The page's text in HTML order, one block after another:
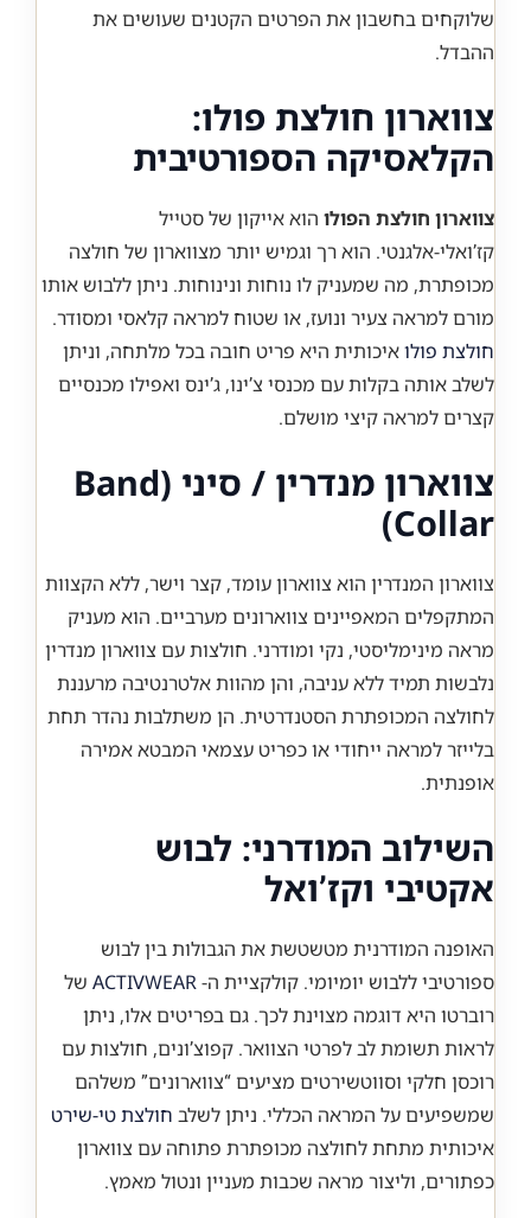
שלוקחים בחשבון את הפרטים הקטנים שעושים את
ההבדל.
צווארון חולצת פולו:
הקלאסיקה הספורטיבית
צווארון חולצת הפולו הוא אייקון של סטייל
קז’ואלי-אלגנטי. הוא רך וגמיש יותר מצווארון של חולצה
מכופתרת, מה שמעניק לו נוחות ונינוחות. ניתן ללבוש אותו
מורם למראה צעיר ונועז, או שטוח למראה קלאסי ומסודר.
חולצת פולואיכותית היא פריט חובה בכל מלתחה, וניתן
לשלב אותה בקלות עם מכנסי צ’ינו, ג’ינס ואפילו מכנסיים
קצרים למראה קיצי מושלם.
צווארון מנדרין / סיני (Band
Collar)
צווארון המנדרין הוא צווארון עומד, קצר וישר, ללא הקצוות
המתקפלים המאפיינים צווארונים מערביים. הוא מעניק
מראה מינימליסטי, נקי ומודרני. חולצות עם צווארון מנדרין
נלבשות תמיד ללא עניבה, והן מהוות אלטרנטיבה מרעננת
לחולצה המכופתרת הסטנדרטית. הן משתלבות נהדר תחת
בלייזר למראה ייחודי או כפריט עצמאי המבטא אמירה
אופנתית.
השילוב המודרני: לבוש
אקטיבי וקז’ואל
האופנה המודרנית מטשטשת את הגבולות בין לבוש
ספורטיבי ללבוש יומיומי. קולקציית ה-ACTIVWEAR של
רוברטו היא דוגמה מצוינת לכך. גם בפריטים אלו, ניתן
לראות תשומת לב לפרטי הצוואר. קפוצ’ונים, חולצות עם
רוכסן חלקי וסווטשירטים מציעים “צווארונים” משלהם
שמשפיעים על המראה הכללי. ניתן לשלב חולצת טי-שירט
איכותית מתחת לחולצה מכופתרת פתוחה עם צווארון
כפתורים, וליצור מראה שכבות מעניין ונטול מאמץ.